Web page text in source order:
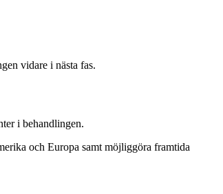
vidare i nästa fas.
i behandlingen.
och Europa samt möjliggöra framtida